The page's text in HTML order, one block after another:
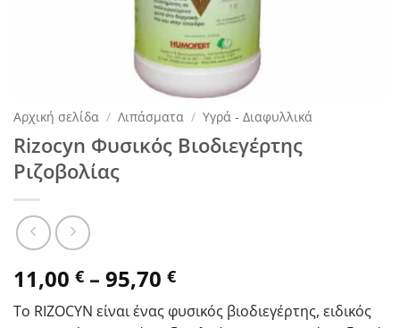
Αρχική σελίδα / Λιπάσματα / Υγρά - Διαφυλλικά
Rizocyn Φυσικός Βιοδιεγέρτης
Ριζοβολίας
11,00 € – 95,70 €Price
range:
11,00 €
Το RIZOCYN είναι ένας φυσικός βιοδιεγέρτης, ειδικός